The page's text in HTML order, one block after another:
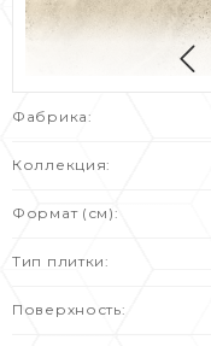
Фабрика:
Коллекция:
Формат (см):
Тип плитки:
Поверхность: